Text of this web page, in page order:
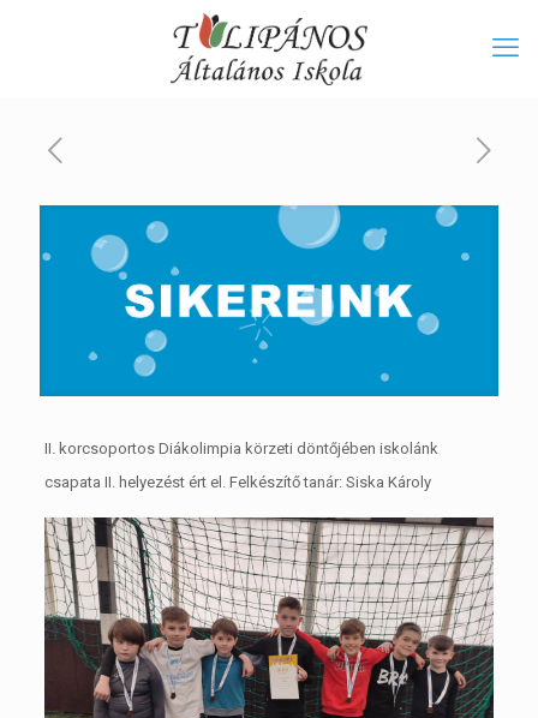
II. korcsoportos Diákolimpia körzeti döntőjében iskolánk
csapata II. helyezést ért el. Felkészítő tanár: Siska Károly